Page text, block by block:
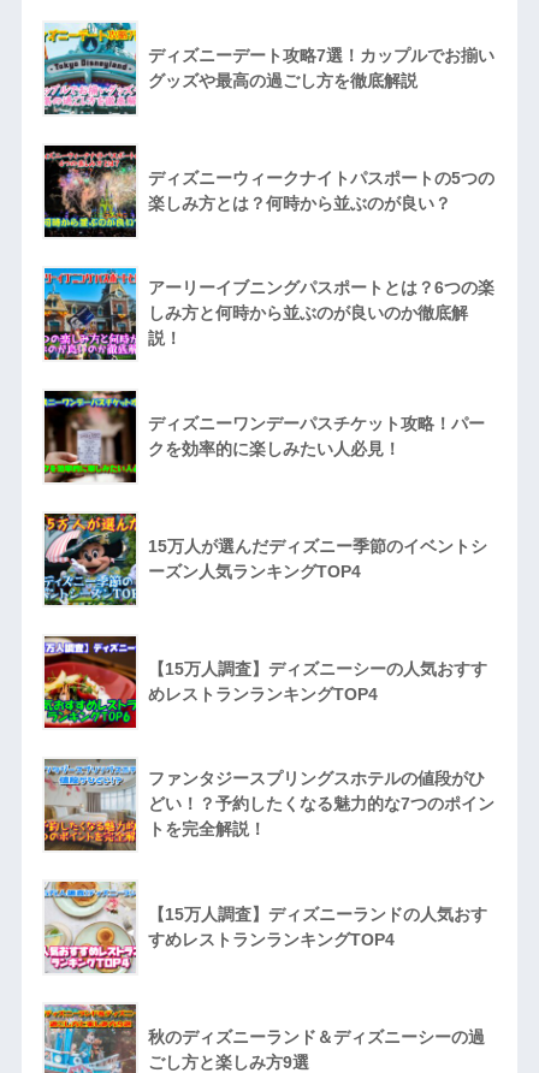
ディズニーデート攻略7選！カップルでお揃い
グッズや最高の過ごし方を徹底解説
ディズニーウィークナイトパスポートの5つの
楽しみ方とは？何時から並ぶのが良い？
アーリーイブニングパスポートとは？6つの楽
しみ方と何時から並ぶのが良いのか徹底解
説！
ディズニーワンデーパスチケット攻略！パー
クを効率的に楽しみたい人必見！
15万人が選んだディズニー季節のイベントシ
ーズン人気ランキングTOP4
【15万人調査】ディズニーシーの人気おすす
めレストランランキングTOP4
ファンタジースプリングスホテルの値段がひ
どい！？予約したくなる魅力的な7つのポイン
トを完全解説！
【15万人調査】ディズニーランドの人気おす
すめレストランランキングTOP4
秋のディズニーランド＆ディズニーシーの過
ごし方と楽しみ方9選